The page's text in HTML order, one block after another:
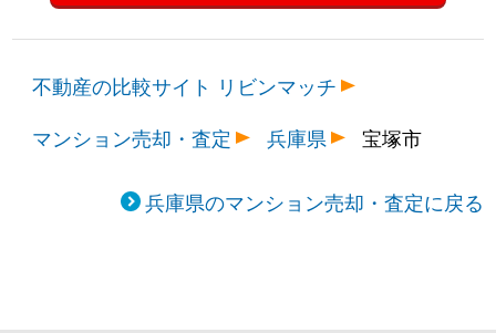
不動産の比較サイト リビンマッチ
マンション売却・査定
兵庫県 宝塚市
兵庫県のマンション売却・査定に戻る